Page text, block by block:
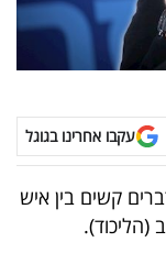
עקבו אחרינו בגוגל
קשים בין איש
(הליכוד).